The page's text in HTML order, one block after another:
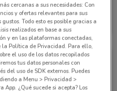
cercanas a sus necesidades: Con
y ofertas relevantes para sus
Todo esto es posible gracias a
realizados en base a sus
y en las plataformas conectadas,
Política de Privacidad. Para ello,
el uso de los datos recopilados
tus datos personales con
del uso de SDK externos. Puedes
a Menu > Privacidad >
App. ¿Qué sucede si acepta? Los